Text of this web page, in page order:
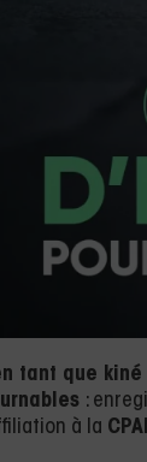
tant que
:
à la